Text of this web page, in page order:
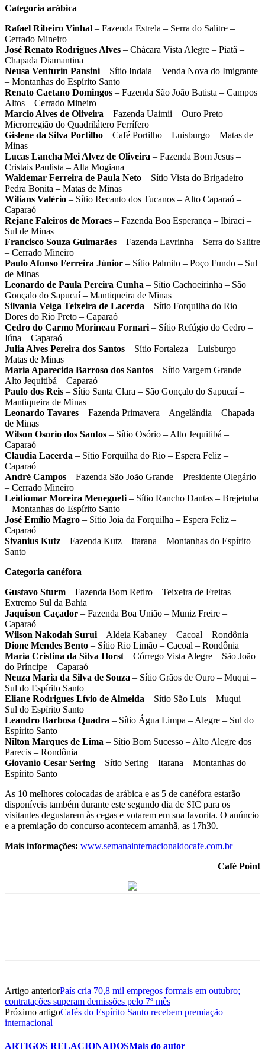
Categoria arábica
Rafael Ribeiro Vinhal – Fazenda Estrela – Serra do Salitre –
Cerrado Mineiro
José Renato Rodrigues Alves – Chácara Vista Alegre – Piatã –
Chapada Diamantina
Neusa Venturin Pansini – Sítio Indaia – Venda Nova do Imigrante
– Montanhas do Espírito Santo
Renato Caetano Domingos – Fazenda São João Batista – Campos
Altos – Cerrado Mineiro
Marcio Alves de Oliveira – Fazenda Uaimii – Ouro Preto –
Microrregião do Quadrilátero Ferrífero
Gislene da Silva Portilho – Café Portilho – Luisburgo – Matas de
Minas
Lucas Lancha Mei Alvez de Oliveira – Fazenda Bom Jesus –
Cristais Paulista – Alta Mogiana
Waldemar Ferreira de Paula Neto – Sítio Vista do Brigadeiro –
Pedra Bonita – Matas de Minas
Wilians Valério – Sítio Recanto dos Tucanos – Alto Caparaó –
Caparaó
Rejane Faleiros de Moraes – Fazenda Boa Esperança – Ibiraci –
Sul de Minas
Francisco Souza Guimarães – Fazenda Lavrinha – Serra do Salitre
– Cerrado Mineiro
Paulo Afonso Ferreira Júnior – Sítio Palmito – Poço Fundo – Sul
de Minas
Leonardo de Paula Pereira Cunha – Sítio Cachoeirinha – São
Gonçalo do Sapucaí – Mantiqueira de Minas
Silvania Veiga Teixeira de Lacerda – Sítio Forquilha do Rio –
Dores do Rio Preto – Caparaó
Cedro do Carmo Morineau Fornari – Sítio Refúgio do Cedro –
Iúna – Caparaó
Julia Alves Pereira dos Santos – Sítio Fortaleza – Luisburgo –
Matas de Minas
Maria Aparecida Barroso dos Santos – Sítio Vargem Grande –
Alto Jequitibá – Caparaó
Paulo dos Reis – Sítio Santa Clara – São Gonçalo do Sapucaí –
Mantiqueira de Minas
Leonardo Tavares – Fazenda Primavera – Angelândia – Chapada
de Minas
Wilson Osorio dos Santos – Sítio Osório – Alto Jequitibá –
Caparaó
Claudia Lacerda – Sítio Forquilha do Rio – Espera Feliz –
Caparaó
André Campos – Fazenda São João Grande – Presidente Olegário
– Cerrado Mineiro
Leidiomar Moreira Menegueti – Sítio Rancho Dantas – Brejetuba
– Montanhas do Espírito Santo
José Emílio Magro – Sítio Joia da Forquilha – Espera Feliz –
Caparaó
Sivanius Kutz – Fazenda Kutz – Itarana – Montanhas do Espírito
Santo
Categoria canéfora
Gustavo Sturm – Fazenda Bom Retiro – Teixeira de Freitas –
Extremo Sul da Bahia
Jaquison Caçador – Fazenda Boa União – Muniz Freire –
Caparaó
Wilson Nakodah Surui – Aldeia Kabaney – Cacoal – Rondônia
Dione Mendes Bento – Sítio Rio Limão – Cacoal – Rondônia
Maria Cristina da Silva Horst – Córrego Vista Alegre – São João
do Príncipe – Caparaó
Neuza Maria da Silva de Souza – Sítio Grãos de Ouro – Muqui –
Sul do Espírito Santo
Eliane Rodrigues Lívio de Almeida – Sítio São Luis – Muqui –
Sul do Espírito Santo
Leandro Barbosa Quadra – Sítio Água Limpa – Alegre – Sul do
Espírito Santo
Nilton Marques de Lima – Sítio Bom Sucesso – Alto Alegre dos
Parecis – Rondônia
Giovanio Cesar Sering – Sítio Sering – Itarana – Montanhas do
Espírito Santo
As 10 melhores colocadas de arábica e as 5 de canéfora estarão
disponíveis também durante este segundo dia de SIC para os
visitantes degustarem às cegas e votarem em sua favorita. O anúncio
e a premiação do concurso acontecem amanhã, as 17h30.
Mais informações: www.semanainternacionaldocafe.com.br
Café Point
Artigo anteriorPaís cria 70,8 mil empregos formais em outubro;
contratações superam demissões pelo 7º mês
Próximo artigoCafés do Espírito Santo recebem premiação
internacional
ARTIGOS RELACIONADOSMais do autor